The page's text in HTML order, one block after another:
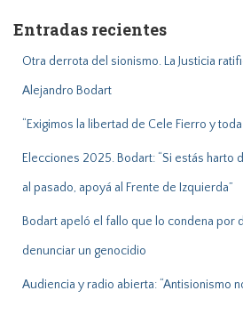
rEntradas recientes
Otra derrota del sionismo. La Justicia
Alejandro Bodart
“Exigimos la libertad de Cele Fierro y
Elecciones 2025. Bodart: “Si estás
al pasado, apoyá al Frente de Izquierda”
Bodart apeló el fallo que lo condena por
denunciar un genocidio
Audiencia y radio abierta: “Antisionismo